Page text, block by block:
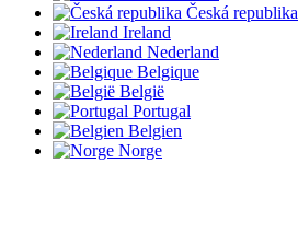
Česká republika
Ireland
Nederland
Belgique
België
Portugal
Belgien
Norge